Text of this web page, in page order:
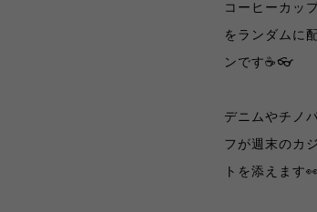
コーヒーカッ
をランダムに
ンです☕️👓
デニムやチノ
フが週末のカ
トを添えます👀